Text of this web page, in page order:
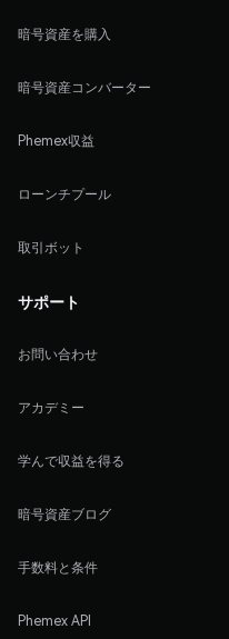
暗号資産を購入
暗号資産コンバーター
Phemex収益
ローンチプール
取引ボット
サポート
お問い合わせ
アカデミー
学んで収益を得る
暗号資産ブログ
手数料と条件
Phemex API